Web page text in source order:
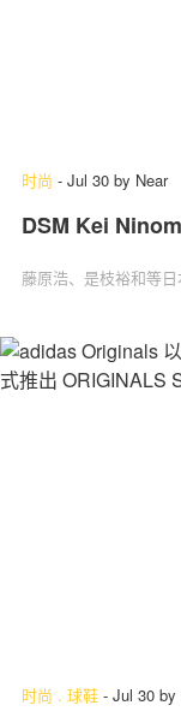
时尚 - Jul 30 by Near
DSM Kei
藤原浩、是枝裕和等日
时尚 . 球鞋 - Jul 30 by